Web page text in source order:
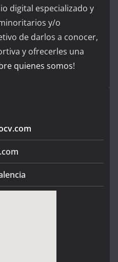
digital especializado y
y/o
de darlos a conocer,
y ofrecerles una
quienes somos!